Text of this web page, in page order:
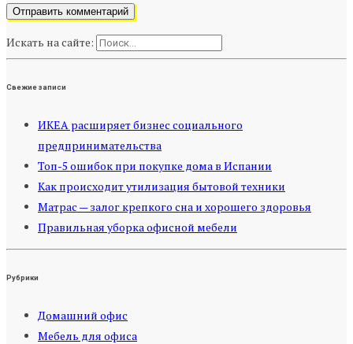
Искать на сайте:
Свежие записи
ИКЕА расширяет бизнес социального
предпринимательства
Топ-5 ошибок при покупке дома в Испании
Как происходит утилизация бытовой техники
Матрас — залог крепкого сна и хорошего здоровья
Правильная уборка офисной мебели
Рубрики
Домашний офис
Мебель для офиса